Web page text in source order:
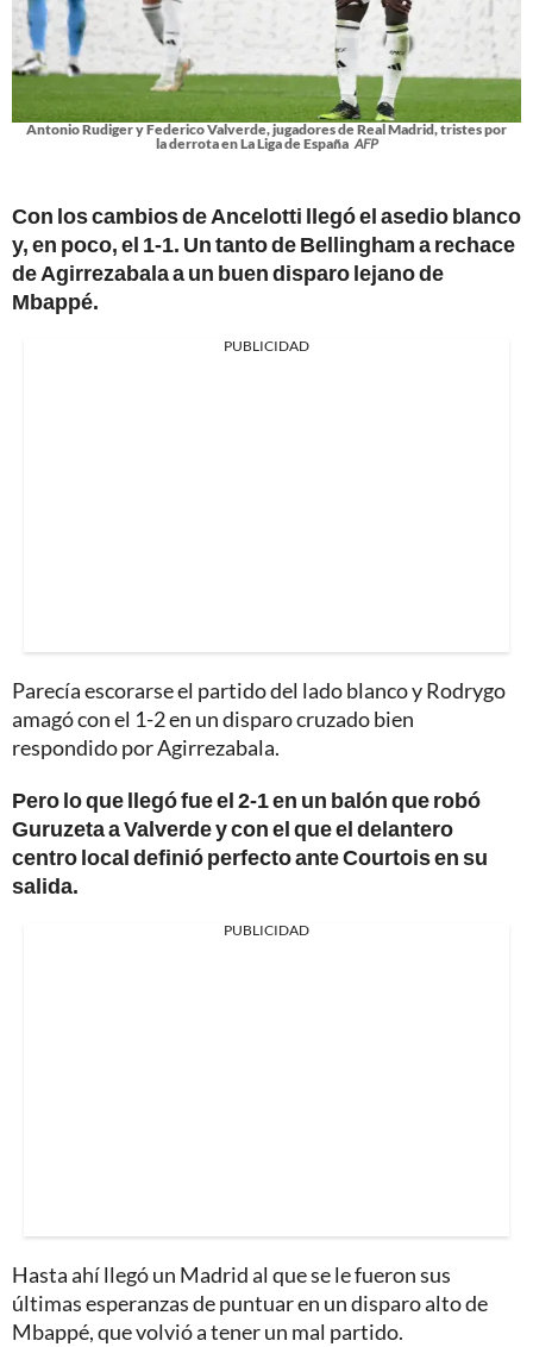
Antonio Rudiger y Federico Valverde, jugadores de Real Madrid, tristes por
la derrota en La Liga de España AFP
Con los cambios de Ancelotti llegó el asedio blanco
y, en poco, el 1-1. Un tanto de Bellingham a rechace
de Agirrezabala a un buen disparo lejano de
Mbappé.
PUBLICIDAD
Parecía escorarse el partido del lado blanco y Rodrygo
amagó con el 1-2 en un disparo cruzado bien
respondido por Agirrezabala.
Pero lo que llegó fue el 2-1 en un balón que robó
Guruzeta a Valverde y con el que el delantero
centro local definió perfecto ante Courtois en su
salida.
PUBLICIDAD
Hasta ahí llegó un Madrid al que se le fueron sus
últimas esperanzas de puntuar en un disparo alto de
Mbappé, que volvió a tener un mal partido.